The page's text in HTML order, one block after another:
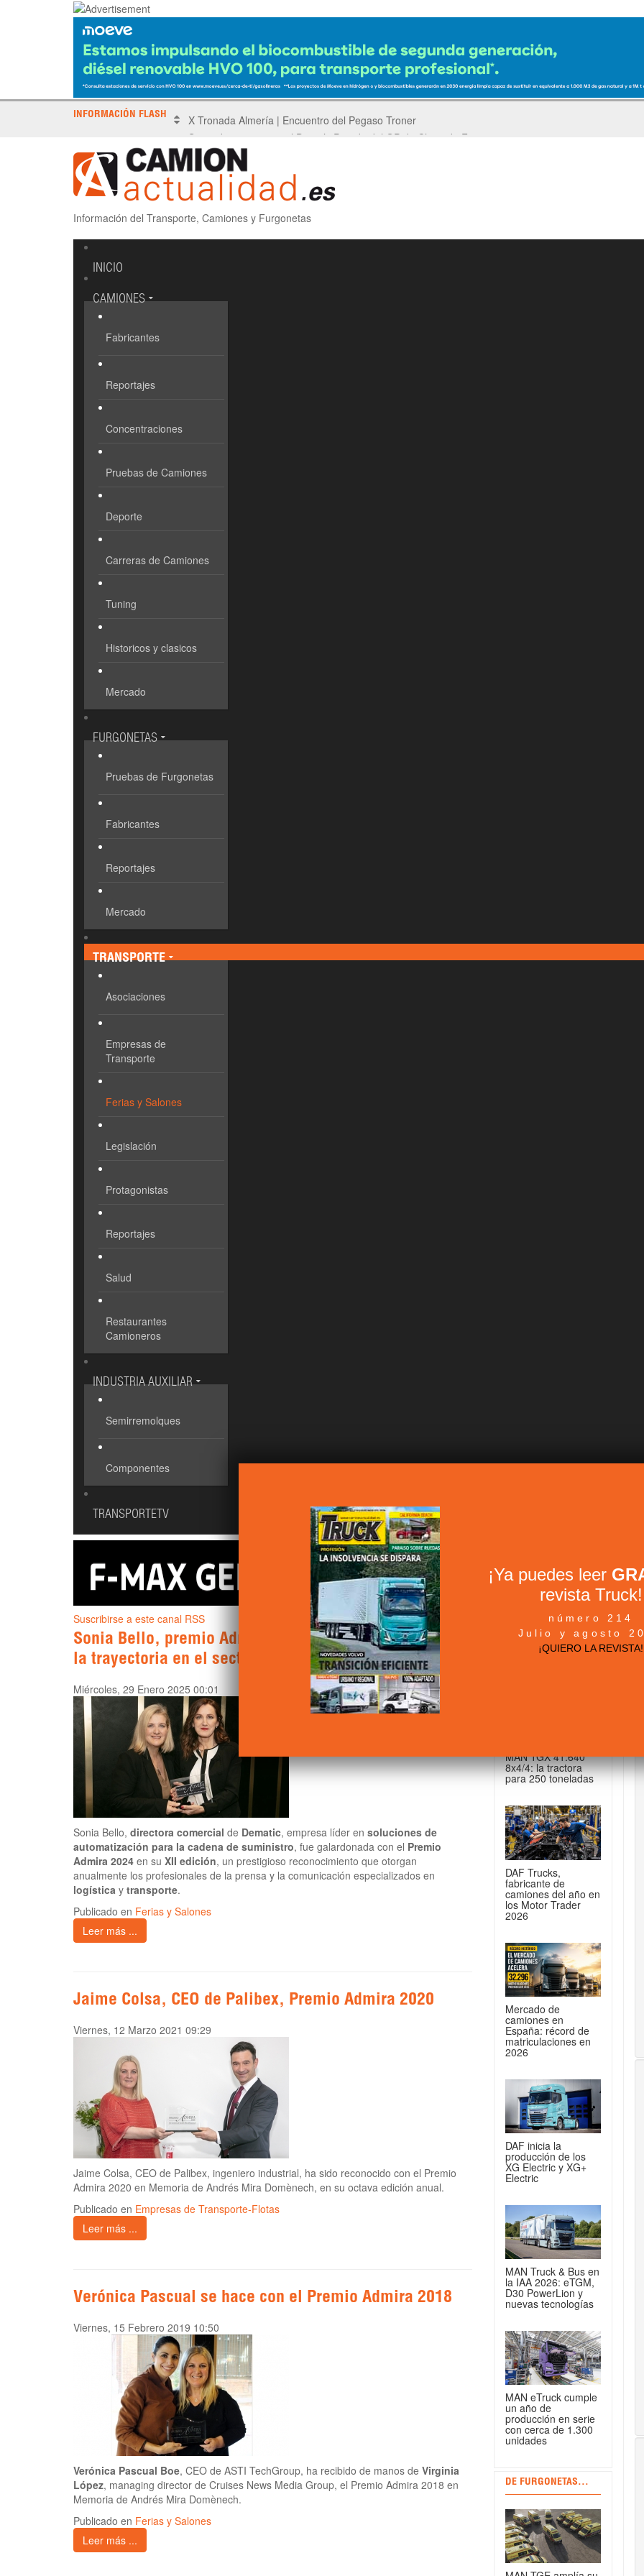
INFORMACIÓN FLASH Sinotruk protagoniza el Driver’s Parade del GP de China de F1
Información del Transporte, Camiones y Furgonetas
INICIO
CAMIONES
Fabricantes
Reportajes
Concentraciones
Pruebas de Camiones
Deporte
Carreras de Camiones
Tuning
Historicos y clasicos
Mercado
FURGONETAS
Pruebas de Furgonetas
Fabricantes
Reportajes
Mercado
TRANSPORTE
Asociaciones
Empresas de
Transporte
Ferias y Salones
Legislación
Protagonistas
Reportajes
Salud
Restaurantes
Camioneros
INDUSTRIA AUXILIAR
Semirremolques
Componentes
TRANSPORTETV
Suscribirse a este canal RSS
Sonia Bello, premio Admira 2024: un reconocimiento a
la trayectoria en el sector logístico
Miércoles, 29 Enero 2025 00:01
Sonia Bello, directora comercial de Dematic, empresa líder en soluciones de
automatización para la cadena de suministro, fue galardonada con el Premio
Admira 2024 en su XII edición, un prestigioso reconocimiento que otorgan
anualmente los profesionales de la prensa y la comunicación especializados en
logística y transporte.
Publicado en Ferias y Salones
Leer más ...
Jaime Colsa, CEO de Palibex, Premio Admira 2020
Viernes, 12 Marzo 2021 09:29
Jaime Colsa, CEO de Palibex, ingeniero industrial, ha sido reconocido con el Premio
Admira 2020 en Memoria de Andrés Mira Domènech, en su octava edición anual.
Publicado en Empresas de Transporte-Flotas
Leer más ...
Verónica Pascual se hace con el Premio Admira 2018
Viernes, 15 Febrero 2019 10:50
Verónica Pascual Boe, CEO de ASTI TechGroup, ha recibido de manos de Virginia
López, managing director de Cruises News Media Group, el Premio Admira 2018 en
Memoria de Andrés Mira Domènech.
Publicado en Ferias y Salones
Leer más ...
+ NOTICIAS...
MAN TGX 41.640
8x4/4: la tractora
para 250 toneladas
DAF Trucks,
fabricante de
camiones del año en
los Motor Trader
2026
Mercado de
camiones en
España: récord de
matriculaciones en
2026
DAF inicia la
producción de los
XG Electric y XG+
Electric
MAN Truck & Bus en
la IAA 2026: eTGM,
D30 PowerLion y
nuevas tecnologías
MAN eTruck cumple
un año de
producción en serie
con cerca de 1.300
unidades
DE FURGONETAS...
¡Ya puedes leer
revista Truck!
número 214
Julio y agosto
¡QUIERO LA REVISTA!